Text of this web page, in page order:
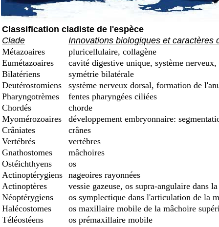
Classification cladiste de l'espèce
Clade
Innovations biologiques et caractères
Métazoaires
pluricellulaire, collagène
Eumétazoaires
cavité digestive unique, système
Bilatériens
symétrie bilatérale
Deutérostomiens
système nerveux dorsal, formation de
Pharyngotrèmes
fentes pharyngées ciliées
Chordés
chorde
Myomérozoaires
développement embryonnaire:
Crâniates
crânes
Vertébrés
vertébres
Gnathostomes
mâchoires
Ostéichthyens
os
Actinoptérygiens nageoires rayonnées
Actinoptères
vessie gazeuse, os supra-angulaire dans
Néoptérygiens
os symplectique dans l'articulation de la
Halécostomes
os maxillaire mobile de la mâchoire
Téléostéens
os prémaxillaire mobile